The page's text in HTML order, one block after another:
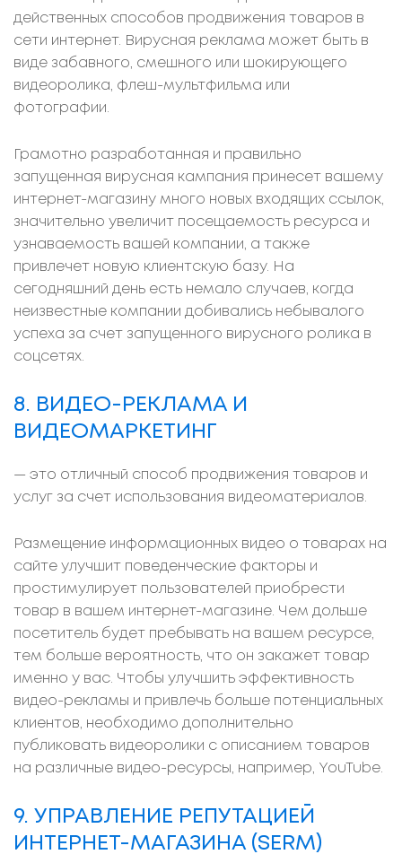
действенных способов продвижения товаров в
сети интернет. Вирусная реклама может быть в
виде забавного, смешного или шокирующего
видеоролика, флеш-мультфильма или
фотографии.
Грамотно разработанная и правильно
запущенная вирусная кампания принесет вашему
интернет-магазину много новых входящих ссылок,
значительно увеличит посещаемость ресурса и
узнаваемость вашей компании, а также
привлечет новую клиентскую базу. На
сегодняшний день есть немало случаев, когда
неизвестные компании добивались небывалого
успеха за счет запущенного вирусного ролика в
соцсетях.
8. ВИДЕО-РЕКЛАМА И
ВИДЕОМАРКЕТИНГ
— это отличный способ продвижения товаров и
услуг за счет использования видеоматериалов.
Размещение информационных видео о товарах на
сайте улучшит поведенческие факторы и
простимулирует пользователей приобрести
товар в вашем интернет-магазине. Чем дольше
посетитель будет пребывать на вашем ресурсе,
тем больше вероятность, что он закажет товар
именно у вас. Чтобы улучшить эффективность
видео-рекламы и привлечь больше потенциальных
клиентов, необходимо дополнительно
публиковать видеоролики с описанием товаров
на различные видео-ресурсы, например, YouTube.
9. УПРАВЛЕНИЕ РЕПУТАЦИЕЙ
ИНТЕРНЕТ-МАГАЗИНА (SERM)